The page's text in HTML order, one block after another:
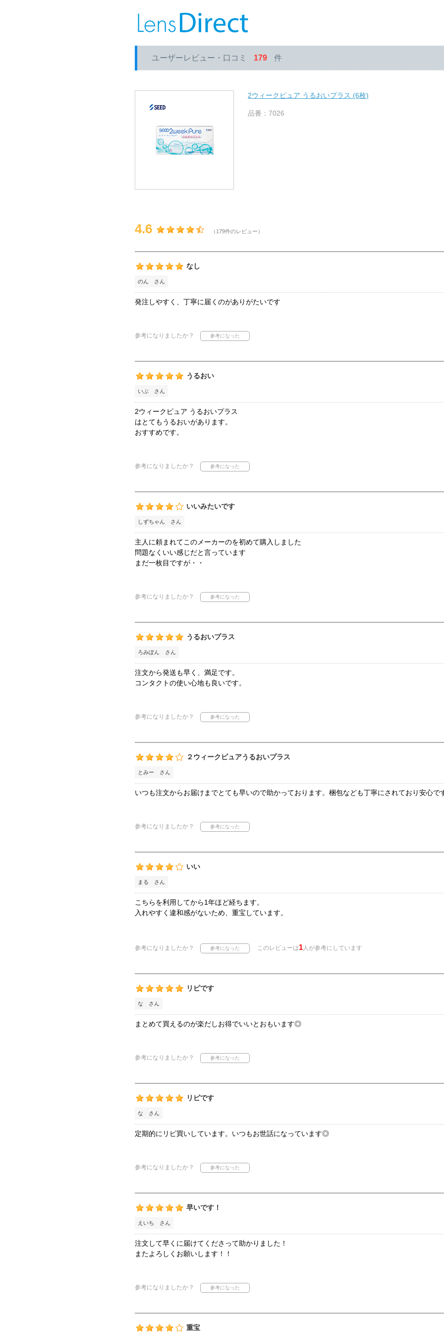
ユーザーレビュー・口コミ 179 件
2ウィークピュア うるおいプラス (6枚)
品番：7026
4.6 （179件のレビュー）
なし
のん さん
発注しやすく、丁寧に届くのがありがたいです
参考になりましたか？
うるおい
いぶ さん
2ウィークピュア うるおいプラス
はとてもうるおいがあります。
おすすめです。
参考になりましたか？
いいみたいです
しずちゃん さん
主人に頼まれてこのメーカーのを初めて購入しました
問題なくいい感じだと言っています
まだ一枚目ですが・・
参考になりましたか？
うるおいプラス
ろみぽん さん
注文から発送も早く、満足です。
コンタクトの使い心地も良いです。
参考になりましたか？
２ウィークピュアうるおいプラス
とみー さん
いつも注文からお届けまでとても早いので助かっております。梱包なども丁寧にされており安心で
参考になりましたか？
いい
まる さん
こちらを利用してから1年ほど経ちます。
入れやすく違和感がないため、重宝しています。
参考になりましたか？ このレビューは1人が参考にしています
リピです
な さん
まとめて買えるのが楽だしお得でいいとおもいます◎
参考になりましたか？
リピです
な さん
定期的にリピ買いしています。いつもお世話になっています◎
参考になりましたか？
早いです！
えいち さん
注文して早くに届けてくださって助かりました！
またよろしくお願いします！！
参考になりましたか？
重宝